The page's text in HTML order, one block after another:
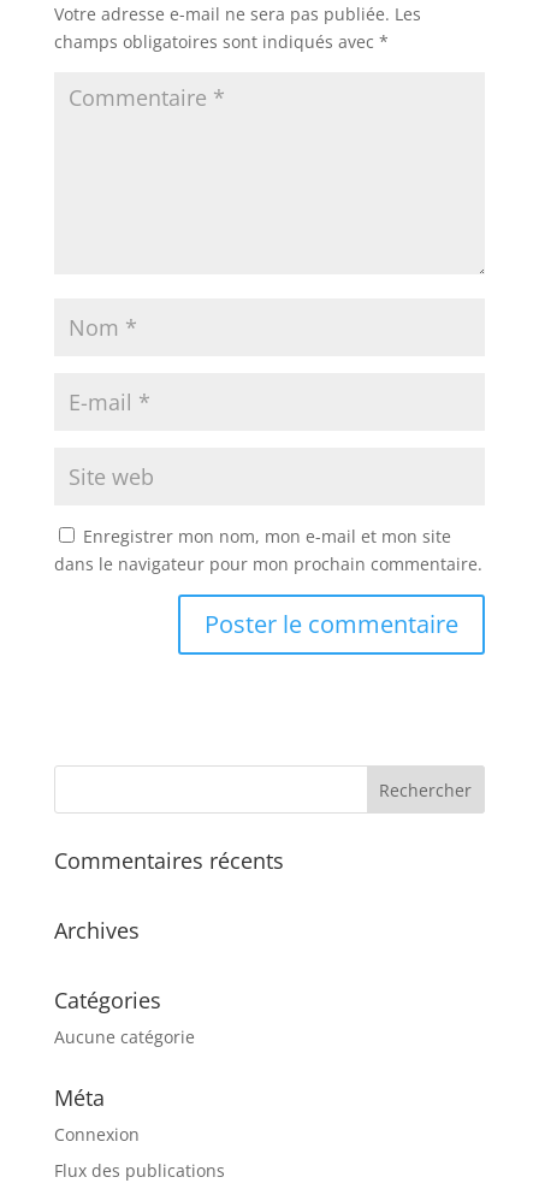
Votre adresse e-mail ne sera pas publiée. Les
champs obligatoires sont indiqués avec *
Enregistrer mon nom, mon e-mail et mon site
dans le navigateur pour mon prochain commentaire.
Commentaires récents
Archives
Catégories
Aucune catégorie
Méta
Connexion
Flux des publications